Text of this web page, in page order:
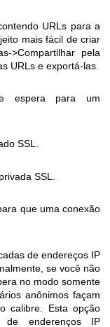
URLs para a
jeito mais fácil de criar
>Compartilhar pela
URLs e exportá-las.
espera para um
SSL.
SSL.
que uma conexão
de endereços IP
se você não
no modo somente
anônimos façam
calibre. Esta opção
de enderenços IP